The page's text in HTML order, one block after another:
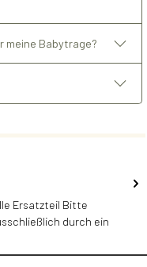
meine Babytrage?
Ersatzteil Bitte
durch ein